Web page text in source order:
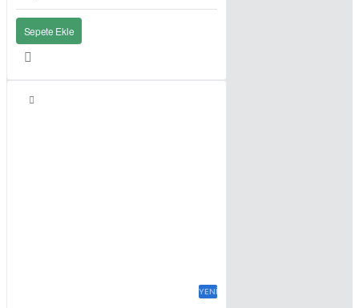
Sepete Ekle
YENI